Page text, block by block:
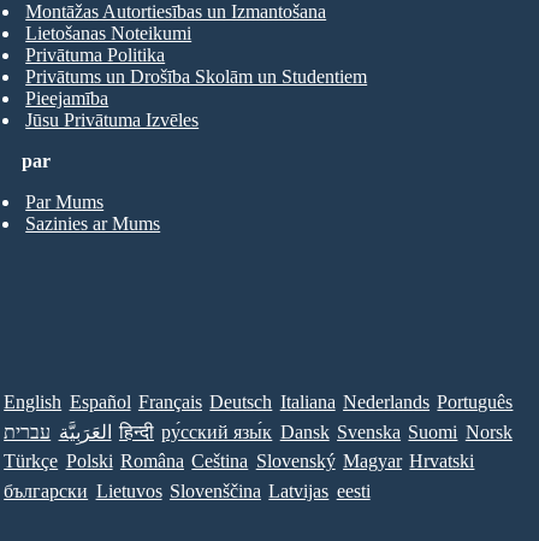
par
Par Mums
Sazinies ar Mums
Montāžas Autortiesības un Izmantošana
Lietošanas Noteikumi
Privātuma Politika
Privātums un Drošība Skolām un Studentiem
Pieejamība
Jūsu Privātuma Izvēles
English Español Français Deutsch Italiana Nederlands Português
עברית العَرَبِيَّة हिन्दी ру́сский язы́к Dansk Svenska Suomi Norsk
Türkçe Polski Româna Ceština Slovenský Magyar Hrvatski
български Lietuvos Slovenščina Latvijas eesti